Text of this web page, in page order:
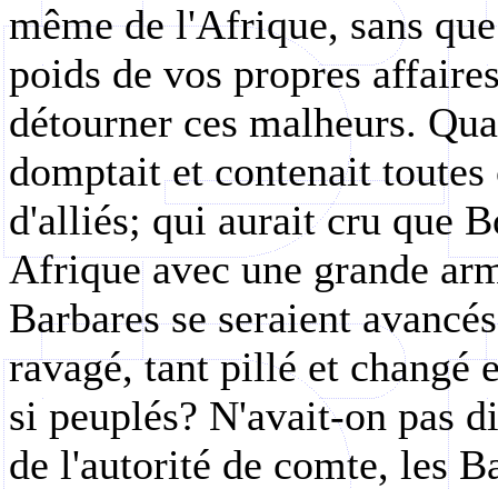
même de l'Afrique, sans
poids de vos propres
détourner ces malheurs.
domptait et contenait toutes
d'alliés; qui aurait cru que
Afrique avec une grande
Barbares se seraient
ravagé, tant pillé et changé
si peuplés? N'avait-on pas
de l'autorité de comte, les